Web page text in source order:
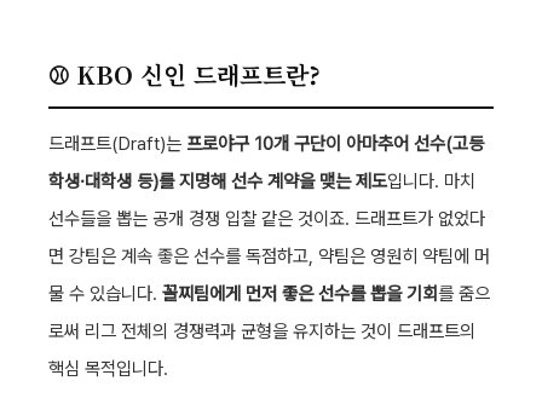
⚾ KBO 신인 드래프트란?
드래프트(Draft)는 프로야구 10개 구단이 아마추어 선수(고등
학생·대학생 등)를 지명해 선수 계약을 맺는 제도입니다. 마치
선수들을 뽑는 공개 경쟁 입찰 같은 것이죠. 드래프트가 없었다
면 강팀은 계속 좋은 선수를 독점하고, 약팀은 영원히 약팀에 머
물 수 있습니다. 꼴찌팀에게 먼저 좋은 선수를 뽑을 기회 를 줌으
로써 리그 전체의 경쟁력과 균형을 유지하는 것이 드래프트의
핵심 목적입니다.